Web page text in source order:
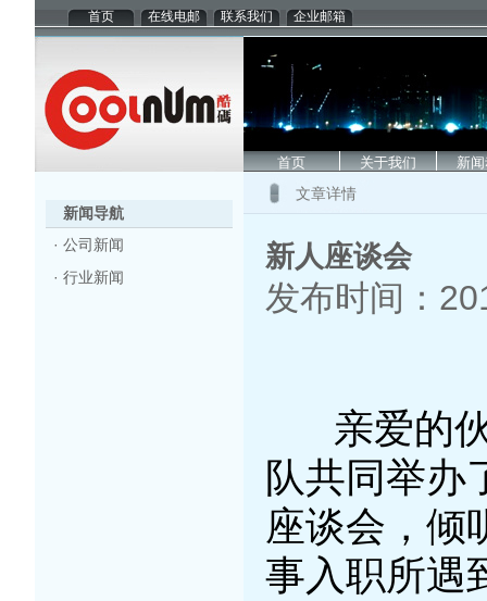
首页 在线电邮 联系我们 企业邮箱
首页 关于我们 新
新闻导航
· 公司新闻
· 行业新闻
文章详情
新人座谈会
发布时间：
亲爱的
队共同举办
座谈会 ， 倾
事入职所遇